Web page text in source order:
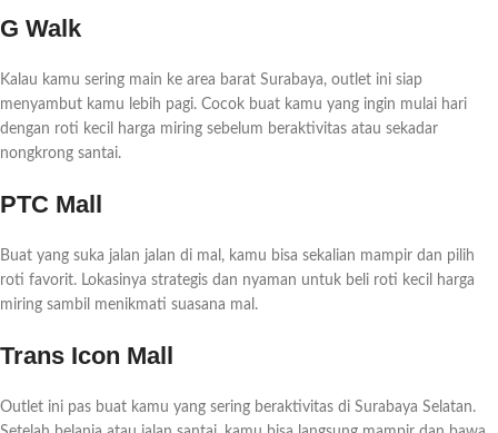
G Walk
Kalau kamu sering main ke area barat Surabaya, outlet ini siap
menyambut kamu lebih pagi. Cocok buat kamu yang ingin mulai hari
dengan roti kecil harga miring sebelum beraktivitas atau sekadar
nongkrong santai.
PTC Mall
Buat yang suka jalan jalan di mal, kamu bisa sekalian mampir dan pilih
roti favorit. Lokasinya strategis dan nyaman untuk beli roti kecil harga
miring sambil menikmati suasana mal.
Trans Icon Mall
Outlet ini pas buat kamu yang sering beraktivitas di Surabaya Selatan.